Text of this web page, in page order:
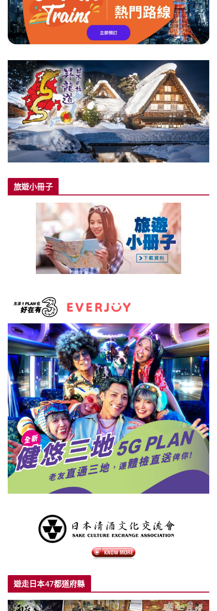
旅遊小冊子
遊走日本47都道府縣